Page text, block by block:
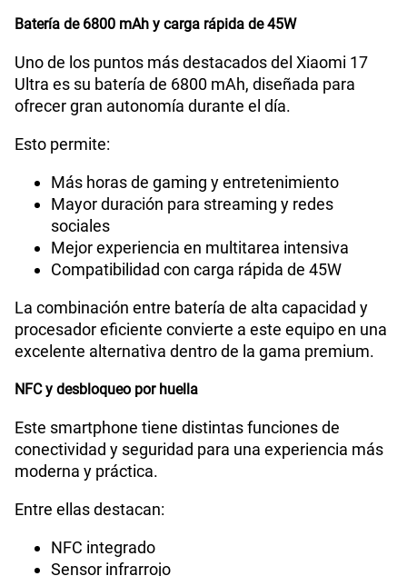
Batería de 6800 mAh y carga rápida de 45W
Uno de los puntos más destacados del Xiaomi 17
Ultra es su batería de 6800 mAh, diseñada para
ofrecer gran autonomía durante el día.
Esto permite:
Más horas de gaming y entretenimiento
Mayor duración para streaming y redes
sociales
Mejor experiencia en multitarea intensiva
Compatibilidad con carga rápida de 45W
La combinación entre batería de alta capacidad y
procesador eficiente convierte a este equipo en una
excelente alternativa dentro de la gama premium.
NFC y desbloqueo por huella
Este smartphone tiene distintas funciones de
conectividad y seguridad para una experiencia más
moderna y práctica.
Entre ellas destacan:
NFC integrado
Sensor infrarrojo